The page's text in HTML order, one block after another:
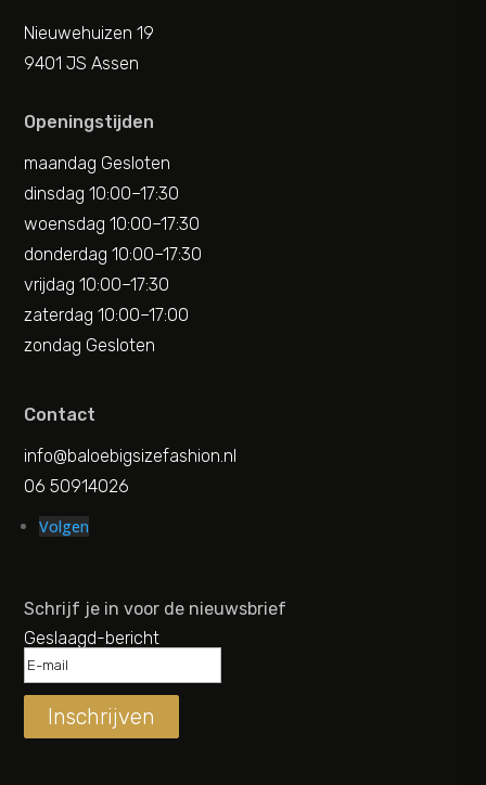
Nieuwehuizen 19
9401 JS Assen
Openingstijden
maandag Gesloten
dinsdag 10:00–17:30
woensdag 10:00–17:30
donderdag 10:00–17:30
vrijdag 10:00–17:30
zaterdag 10:00–17:00
zondag Gesloten
Contact
info@baloebigsizefashion.nl
06 50914026
Volgen
Schrijf je in voor de nieuwsbrief
Geslaagd-bericht
Inschrijven